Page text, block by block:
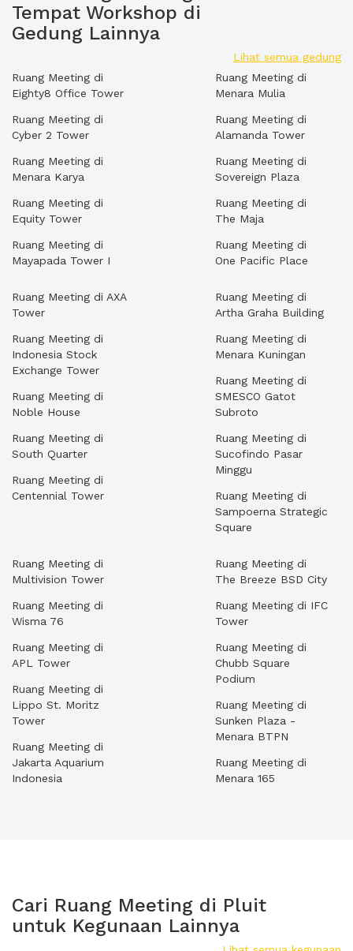
Tempat Workshop di
Gedung Lainnya
Lihat semua gedung
Ruang Meeting di
Eighty8 Office Tower
Ruang Meeting di
Cyber 2 Tower
Ruang Meeting di
Menara Karya
Ruang Meeting di
Equity Tower
Ruang Meeting di
Mayapada Tower I
Ruang Meeting di
Menara Mulia
Ruang Meeting di
Alamanda Tower
Ruang Meeting di
Sovereign Plaza
Ruang Meeting di
The Maja
Ruang Meeting di
One Pacific Place
Ruang Meeting di AXA
Tower
Ruang Meeting di
Indonesia Stock
Exchange Tower
Ruang Meeting di
Noble House
Ruang Meeting di
South Quarter
Ruang Meeting di
Centennial Tower
Ruang Meeting di
Artha Graha Building
Ruang Meeting di
Menara Kuningan
Ruang Meeting di
SMESCO Gatot
Subroto
Ruang Meeting di
Sucofindo Pasar
Minggu
Ruang Meeting di
Sampoerna Strategic
Square
Ruang Meeting di
Multivision Tower
Ruang Meeting di
Wisma 76
Ruang Meeting di
APL Tower
Ruang Meeting di
Lippo St. Moritz
Tower
Ruang Meeting di
Jakarta Aquarium
Indonesia
Ruang Meeting di
The Breeze BSD City
Ruang Meeting di IFC
Tower
Ruang Meeting di
Chubb Square
Podium
Ruang Meeting di
Sunken Plaza -
Menara BTPN
Ruang Meeting di
Menara 165
Cari Ruang Meeting di Pluit
untuk Kegunaan Lainnya